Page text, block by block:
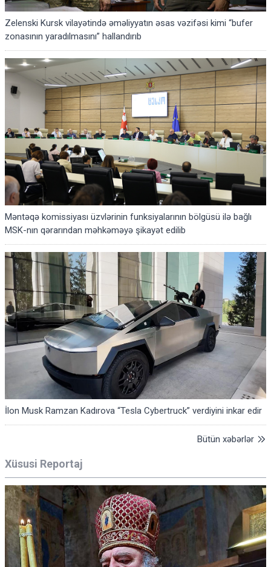
Zelenski Kursk vilayətində əməliyyatın əsas vəzifəsi kimi “bufer
zonasının yaradılmasını” hallandırıb
Məntəqə komissiyası üzvlərinin funksiyalarının bölgüsü ilə bağlı
MSK-nın qərarından məhkəməyə şikayət edilib
İlon Musk Ramzan Kadırova “Tesla Cybertruck” verdiyini inkar edir
Bütün xəbərlər
Xüsusi Reportaj